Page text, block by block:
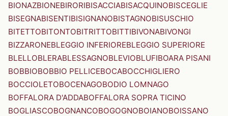
BIONAZBIONEBIRORIBISACCIABISACQUINOBISCEGLIE
BISEGNABISENTIBISIGNANOBISTAGNOBISUSCHIO
BITETTOBITONTOBITRITTOBITTIBIVONABIVONGI
BIZZARONEBLEGGIO INFERIOREBLEGGIO SUPERIORE
BLELLOBLERABLESSAGNOBLEVIOBLUFIBOARA PISANI
BOBBIOBOBBIO PELLICEBOCABOCCHIGLIERO
BOCCIOLETOBOCENAGOBODIO LOMNAGO
BOFFALORA D'ADDABOFFALORA SOPRA TICINO
BOGLIASCOBOGNANCOBOGOGNOBOIANOBOISSANO